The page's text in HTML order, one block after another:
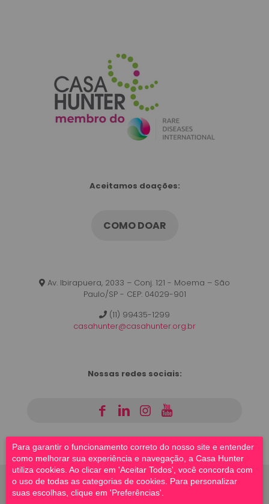
Para garantir o funcionamento correto do nosso site e entender
como melhorar sua experiência e navegação, a Casa Hunter
utiliza cookies. Ao clicar em 'Aceitar Todos', você concorda com
o uso de todas as categorias de cookies. Para personalizar
suas escolhas, clique em 'Preferências'.
Aceitamos doações:
COMO DOAR
Av. Ibirapuera, 2033 – Conj. 121 - Moema – São
Paulo/SP - CEP: 04029-901
(11) 99435-1299
casahunter@casahunter.org.br
Nossas redes sociais:
© 2023 Casa Hunter | Todos os direitos reservados |